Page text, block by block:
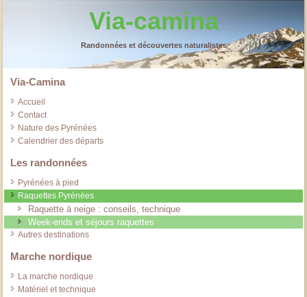
Via-camina
Randonnées et découvertes naturalistes
Via-Camina
Accueil
Contact
Nature des Pyrénées
Calendrier des départs
Les randonnées
Pyrénées à pied
Raquettes Pyrénées
Raquette à neige : conseils, technique
Week-ends et séjours raquettes
Autres destinations
Marche nordique
La marche nordique
Matériel et technique